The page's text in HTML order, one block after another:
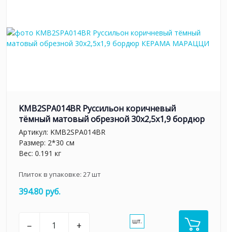
KMB2SPA014BR Руссильон коричневый
тёмный матовый обрезной 30x2,5x1,9 бордюр
Артикул: KMB2SPA014BR
Размер: 2*30 см
Вес: 0.191 кг
Плиток в упаковке: 27шт
394.80 руб.
– + шт.